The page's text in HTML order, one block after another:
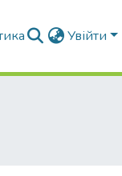
Увійти